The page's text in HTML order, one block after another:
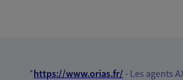
*https://www.orias.fr/ - Les agents